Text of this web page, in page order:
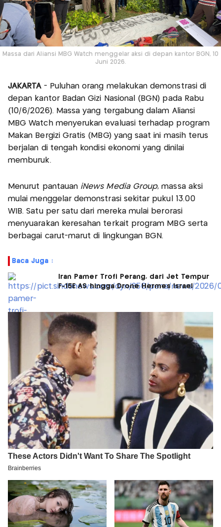
Massa dari Aliansi MBG Watch menggelar aksi di depan kantor BGN, 10
Juni 2026.
JAKARTA - Puluhan orang melakukan demonstrasi di
depan kantor Badan Gizi Nasional (BGN) pada Rabu
(10/6/2026). Massa yang tergabung dalam Aliansi
MBG Watch menyerukan evaluasi terhadap program
Makan Bergizi Gratis (MBG) yang saat ini masih terus
berjalan di tengah kondisi ekonomi yang dinilai
memburuk.
Menurut pantauan iNews Media Group, massa aksi
mulai menggelar demonstrasi sekitar pukul 13.00
WIB. Satu per satu dari mereka mulai berorasi
menyuarakan keresahan terkait program MBG serta
berbagai carut-marut di lingkungan BGN.
Baca Juga :
Iran Pamer Trofi Perang, dari Jet Tempur
F-15E AS hingga Drone Hermes Israel